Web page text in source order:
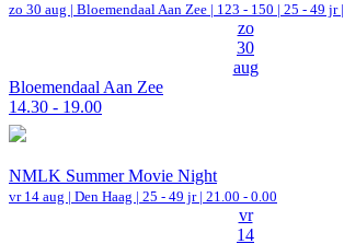
zo 30 aug | Bloemendaal Aan Zee | 123 - 150 | 25 - 49 jr |
zo
30
aug
Bloemendaal Aan Zee
14.30 - 19.00
NMLK Summer Movie Night
vr 14 aug | Den Haag | 25 - 49 jr | 21.00 - 0.00
vr
14